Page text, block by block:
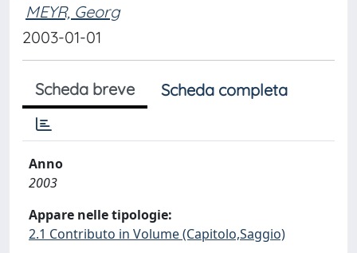
MEYR, Georg
2003-01-01
Scheda breve Scheda completa
Anno
2003
Appare nelle tipologie:
2.1 Contributo in Volume (Capitolo,Saggio)